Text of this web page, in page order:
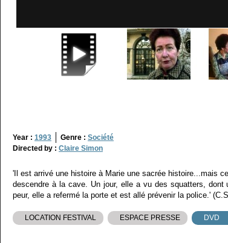
Year : 1993 Genre : Société
Directed by : Claire Simon
'Il est arrivé une histoire à Marie une sacrée histoire...mais
descendre à la cave. Un jour, elle a vu des squatters,
peur, elle a refermé la porte et est allé prévenir la police.'
LOCATION FESTIVAL ESPACE PRESSE DVD